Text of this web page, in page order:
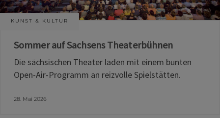
KUNST & KULTUR
Sommer auf Sachsens Theaterbühnen
Die sächsischen Theater laden mit einem bunten
Open-Air-Programm an reizvolle Spielstätten.
28. Mai 2026